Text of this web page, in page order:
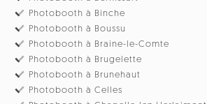
Photobooth à Binche
Photobooth à Boussu
Photobooth à Braine-le-Comte
Photobooth à Brugelette
Photobooth à Brunehaut
Photobooth à Celles